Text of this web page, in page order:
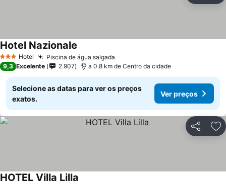
3 EstrelasHotel Piscina de água salgada
Hotel Nazionale
9,3 Excelente 2.907 a 0.8 km de Centro da cidade
Selecione as datas para ver os preços
exatos.
Ver preços
Partilhar
HOTEL Villa Lilla